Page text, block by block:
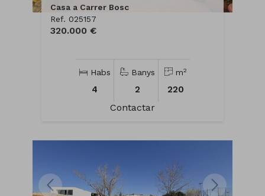
Casa a Carrer Bosc
Ref. 025157
320.000 €
Habs
4
Banys
2
m2
220
Contactar